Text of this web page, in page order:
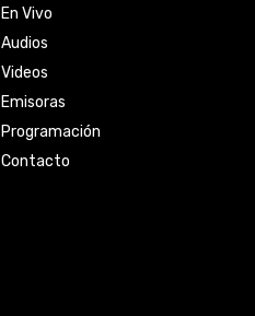
En Vivo
Audios
Videos
Emisoras
Programación
Contacto